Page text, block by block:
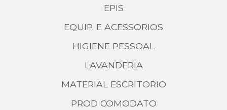
EPIS
EQUIP. E ACESSORIOS
HIGIENE PESSOAL
LAVANDERIA
MATERIAL ESCRITORIO
PROD COMODATO